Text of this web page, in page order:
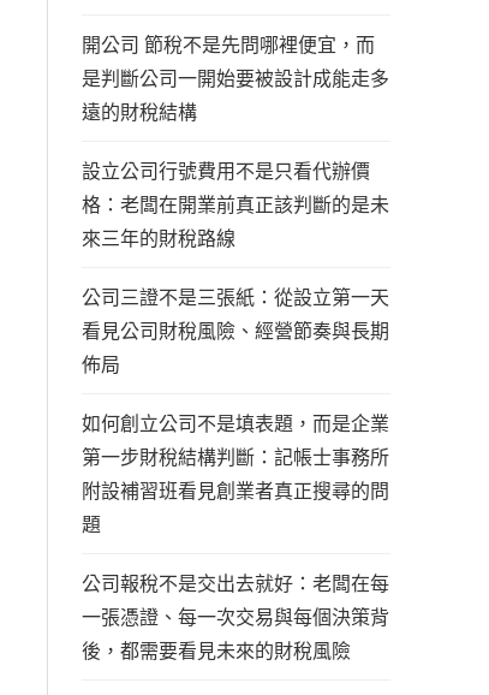
開公司 節稅不是先問哪裡便宜，而
是判斷公司一開始要被設計成能走多
遠的財稅結構
設立公司行號費用不是只看代辦價
格：老闆在開業前真正該判斷的是未
來三年的財稅路線
公司三證不是三張紙：從設立第一天
看見公司財稅風險、經營節奏與長期
佈局
如何創立公司不是填表題，而是企業
第一步財稅結構判斷：記帳士事務所
附設補習班看見創業者真正搜尋的問
題
公司報稅不是交出去就好：老闆在每
一張憑證、每一次交易與每個決策背
後，都需要看見未來的財稅風險